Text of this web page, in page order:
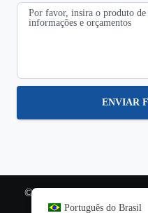
ENVIAR
© Copyright 2022 SteviS
Português do Brasil